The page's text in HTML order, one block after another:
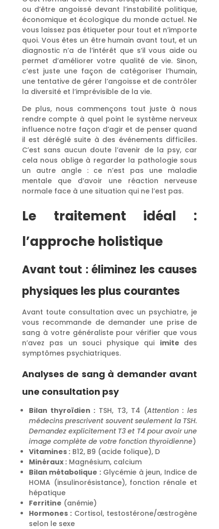
ou d’être angoissé devant l’instabilité politique,
économique et écologique du monde actuel. Ne
vous laissez pas étiqueter pour tout et n’importe
quoi. Vous êtes un être humain avant tout, et un
diagnostic n’a de l’intérêt que s’il vous aide ou
permet d’améliorer votre qualité de vie. Sinon,
c’est juste une façon de catégoriser l’humain,
une tentative de gérer l’angoisse et de contrôler
la diversité et l’imprévisible de la vie.
De plus, nous commençons tout juste à nous
rendre compte à quel point le système nerveux
influence notre façon d’agir et de penser quand
il est déréglé suite à des événements difficiles.
C’est sans aucun doute l’avenir de la psy, car
cela nous oblige à regarder la pathologie sous
un autre angle : ce n’est pas une maladie
mentale que d’avoir une réaction nerveuse
normale face à une situation qui ne l’est pas.
Le traitement idéal :
l’approche holistique
Avant tout : éliminez les causes
physiques les plus courantes
Avant toute consultation avec un psychiatre, je
vous recommande de demander une prise de
sang à votre généraliste pour vérifier que vous
n’avez pas un souci physique qui imite des
symptômes psychiatriques.
Analyses de sang à demander avant
une consultation psy
Bilan thyroïdien : TSH, T3, T4 (Attention : les
médecins prescrivent souvent seulement la TSH.
Demandez explicitement T3 et T4 pour avoir une
image complète de votre fonction thyroïdienne)
Vitamines :B12, B9 (acide folique), D
Minéraux :Magnésium, calcium
Bilan métabolique :Glycémie à jeun, Indice de
HOMA (insulinorésistance), fonction rénale et
hépatique
Ferritine (anémie)
Hormones :Cortisol, testostérone/œstrogène
selon le sexe